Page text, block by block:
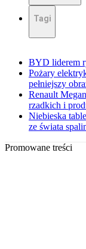
Tagi
BYD liderem
Pożary
pełniejszy
Renault
rzadkich i
Niebieska
ze świata
Promowane treści